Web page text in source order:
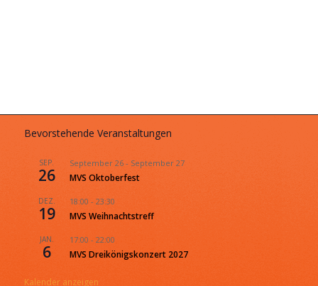
Bevorstehende Veranstaltungen
SEP.
26
September 26- September 27
MVS Oktoberfest
DEZ.
19
18:00 - 23:30
MVS Weihnachtstreff
JAN.
6
17:00 - 22:00
MVS Dreikönigskonzert 2027
Kalender anzeigen